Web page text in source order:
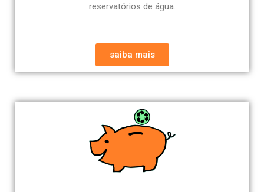
reservatórios de água.
saiba mais